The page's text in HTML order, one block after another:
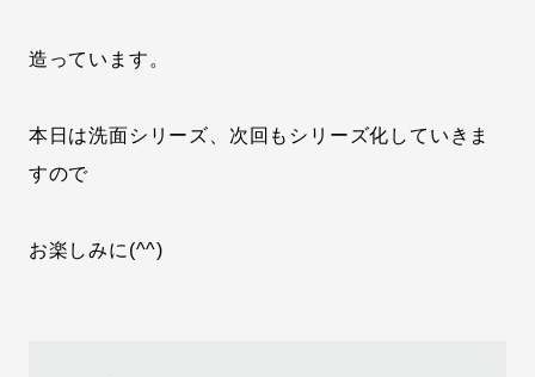
造っています。
本日は洗面シリーズ、次回もシリーズ化していきま
すので
お楽しみに(^^)